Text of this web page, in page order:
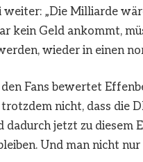
„Die Milliarde
kein Geld ankommt,
wieder in einen
Fans bewertet
trotzdem nicht, dass die
dadurch jetzt zu diesem
Und man nicht